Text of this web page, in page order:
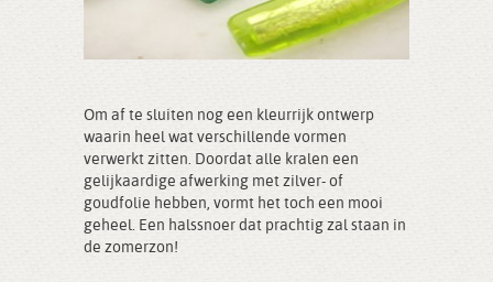
Om af te sluiten nog een kleurrijk ontwerp
waarin heel wat verschillende vormen
verwerkt zitten. Doordat alle kralen een
gelijkaardige afwerking met zilver- of
goudfolie hebben, vormt het toch een mooi
geheel. Een halssnoer dat prachtig zal staan in
de zomerzon!